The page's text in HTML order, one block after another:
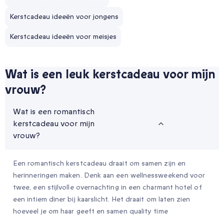
Kerstcadeau ideeën voor jongens
Kerstcadeau ideeën voor meisjes
Wat is een leuk kerstcadeau voor mijn
vrouw?
Wat is een romantisch
kerstcadeau voor mijn
vrouw?
Een romantisch kerstcadeau draait om samen zijn en
herinneringen maken. Denk aan een wellnessweekend voor
twee, een stijlvolle overnachting in een charmant hotel of
een intiem diner bij kaarslicht. Het draait om laten zien
hoeveel je om haar geeft en samen quality time